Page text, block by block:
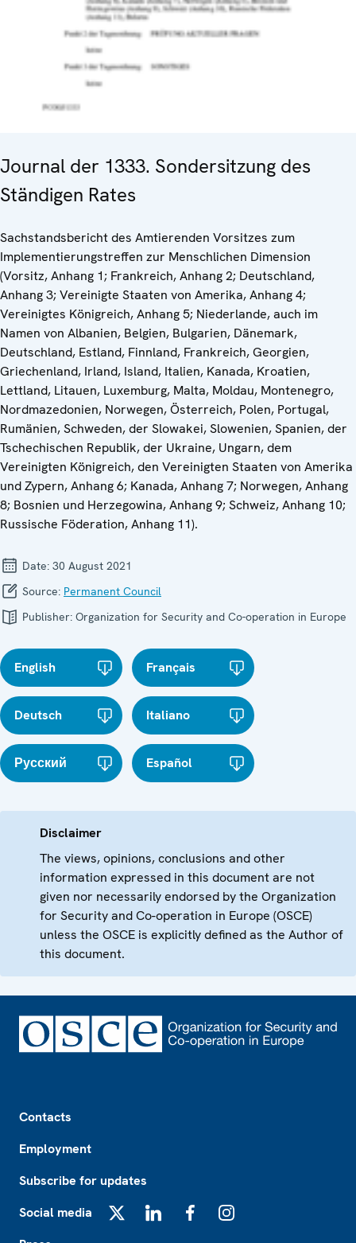
Journal der 1333. Sondersitzung des
Ständigen Rates
Sachstandsbericht des Amtierenden Vorsitzes zum
Implementierungstreffen zur Menschlichen Dimension
(Vorsitz, Anhang 1; Frankreich, Anhang 2; Deutschland,
Anhang 3; Vereinigte Staaten von Amerika, Anhang 4;
Vereinigtes Königreich, Anhang 5; Niederlande, auch im
Namen von Albanien, Belgien, Bulgarien, Dänemark,
Deutschland, Estland, Finnland, Frankreich, Georgien,
Griechenland, Irland, Island, Italien, Kanada, Kroatien,
Lettland, Litauen, Luxemburg, Malta, Moldau, Montenegro,
Nordmazedonien, Norwegen, Österreich, Polen, Portugal,
Rumänien, Schweden, der Slowakei, Slowenien, Spanien, der
Tschechischen Republik, der Ukraine, Ungarn, dem
Vereinigten Königreich, den Vereinigten Staaten von Amerika
und Zypern, Anhang 6; Kanada, Anhang 7; Norwegen, Anhang
8; Bosnien und Herzegowina, Anhang 9; Schweiz, Anhang 10;
Russische Föderation, Anhang 11).
Date: 30 August 2021
Source: Permanent Council
Publisher: Organization for Security and Co-operation in Europe
English Français
Deutsch Italiano
Русский Español
Disclaimer
The views, opinions, conclusions and other
information expressed in this document are not
given nor necessarily endorsed by the Organization
for Security and Co-operation in Europe (OSCE)
unless the OSCE is explicitly defined as the Author of
this document.
Contacts
Employment
Subscribe for updates
Social media